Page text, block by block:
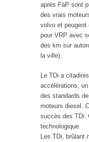
après FàP sont
des vrais
volvo et peugeot
pour VRP avec
des km sur
la ville).
Le TDi a
accélérations,
des standards
moteurs diesel.
succès des TDi.
technologique.
Les TDi, brûlant